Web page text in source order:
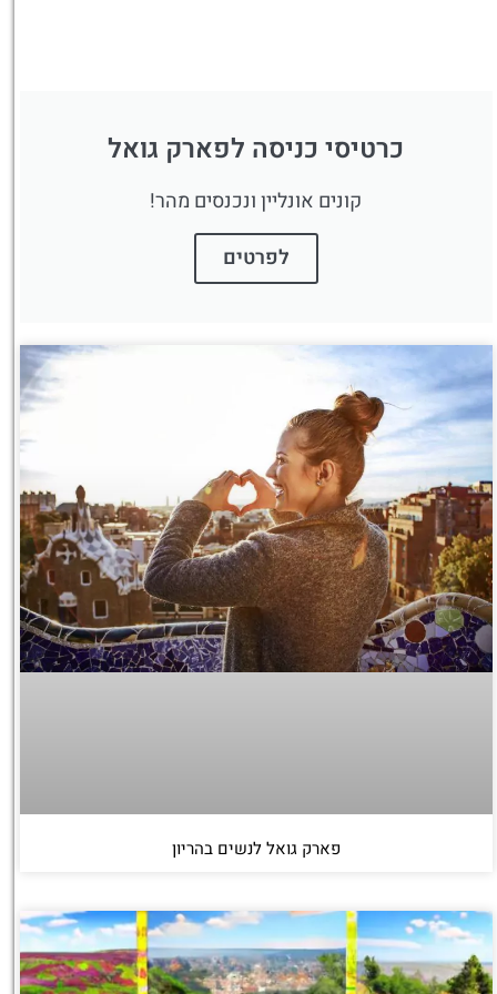
כרטיסי כניסה לפארק גואל
קונים אונליין ונכנסים מהר!
לפרטים
פארק גואל לנשים בהריון